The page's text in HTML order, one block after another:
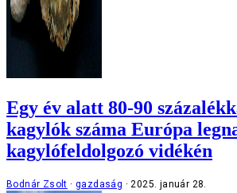
Egy év alatt 80-90
kagylók száma Európa
kagylófeldolgozó vidékén
Bodnár Zsolt gazdaság 2025. január 28.